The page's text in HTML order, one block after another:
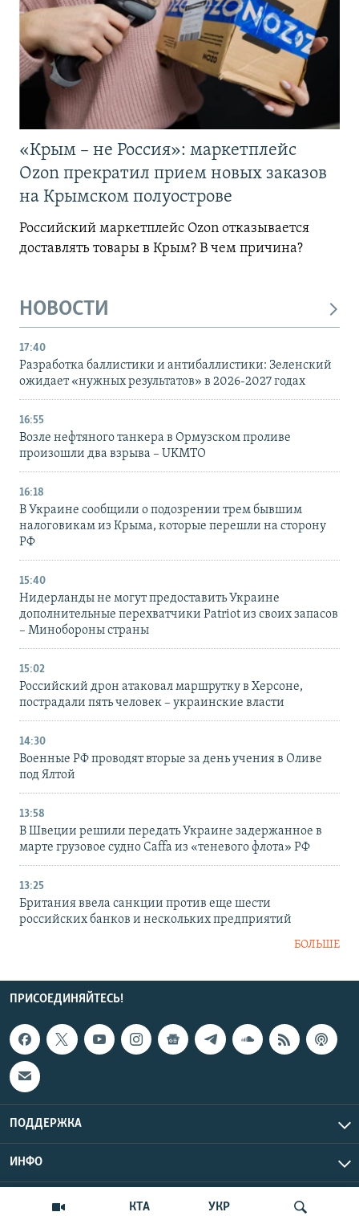
КТА УКР
«Крым – не Россия»: маркетплейс
Ozon прекратил прием новых заказов
на Крымском полуострове
Российский маркетплейс Ozon отказывается
доставлять товары в Крым? В чем причина?
НОВОСТИ
17:40
Разработка баллистики и антибаллистики: Зеленский
ожидает «нужных результатов» в 2026-2027 годах
16:55
Возле нефтяного танкера в Ормузском проливе
произошли два взрыва – UKMTO
16:18
В Украине сообщили о подозрении трем бывшим
налоговикам из Крыма, которые перешли на сторону
РФ
15:40
Нидерланды не могут предоставить Украине
дополнительные перехватчики Patriot из своих запасов
– Минобороны страны
15:02
Российский дрон атаковал маршрутку в Херсоне,
пострадали пять человек – украинские власти
14:30
Военные РФ проводят вторые за день учения в Оливе
под Ялтой
13:58
В Швеции решили передать Украине задержанное в
марте грузовое судно Caffa из «теневого флота» РФ
13:25
Британия ввела санкции против еще шести
российских банков и нескольких предприятий
БОЛЬШЕ
ПРИСОЕДИНЯЙТЕСЬ!
ПОДДЕРЖКА
ИНФО
Copyright Крым.Реалии, 2026 | Все права защищены.
UTC+3